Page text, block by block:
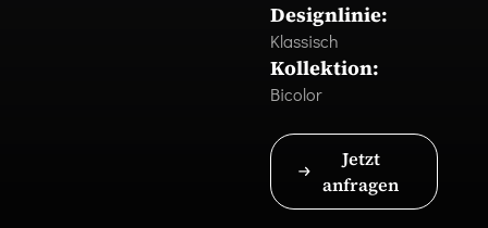
Designlinie:
Klassisch
Kollektion:
Bicolor
Jetzt
anfragen